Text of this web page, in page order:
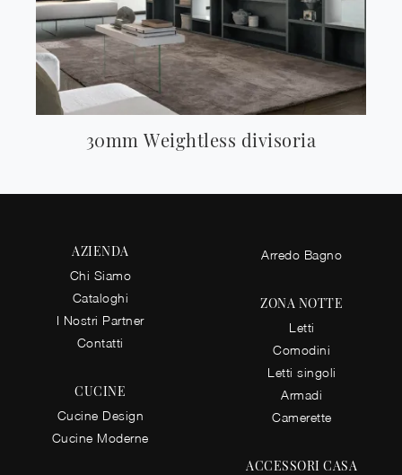
30mm Weightless divisoria
AZIENDA
Chi Siamo
Cataloghi
I Nostri Partner
Contatti
CUCINE
Cucine Design
Cucine Moderne
Arredo Bagno
ZONA NOTTE
Letti
Comodini
Letti singoli
Armadi
Camerette
ACCESSORI CASA